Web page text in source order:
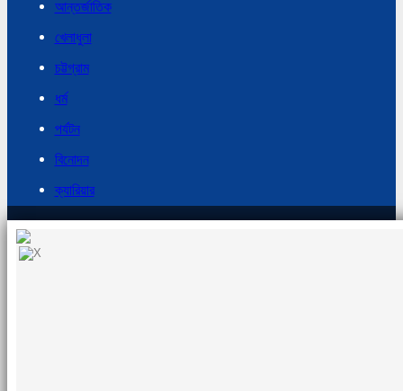
আন্তর্জাতিক
খেলাধুলা
চট্টগ্রাম
ধর্ম
পর্যটন
বিনোদন
ক্যারিয়ার